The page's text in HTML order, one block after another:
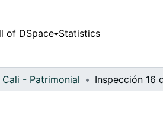
of DSpace Statistics
Cali - Patrimonial